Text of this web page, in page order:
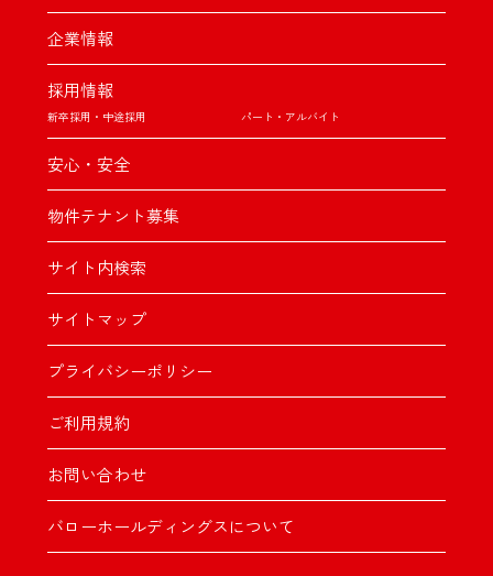
企業情報
採用情報
新卒採用・中途採用 パート・アルバイト
安心・安全
物件テナント募集
サイト内検索
サイトマップ
プライバシーポリシー
ご利用規約
お問い合わせ
バローホールディングスについて